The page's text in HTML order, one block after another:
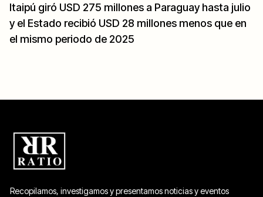
Itaipú giró USD 275 millones a Paraguay hasta julio
y el Estado recibió USD 28 millones menos que en
el mismo periodo de 2025
Recopilamos, investigamos y presentamos noticias y eventos